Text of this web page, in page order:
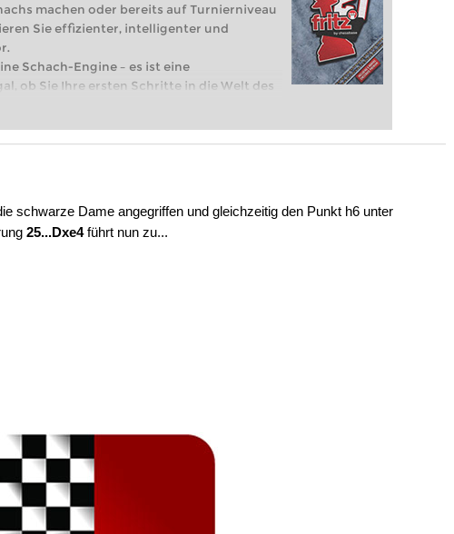
machen oder bereits auf Turnierniveau
Sie effizienter, intelligenter und
Schach-Engine – es ist eine
ob Sie Ihre ersten Schritte in die Welt des
oder bereits auf Turnierniveau spielen: Mit
schwarze Dame angegriffen und gleichzeitig den Punkt h6 unter
25...Dxe4führt nun zu...